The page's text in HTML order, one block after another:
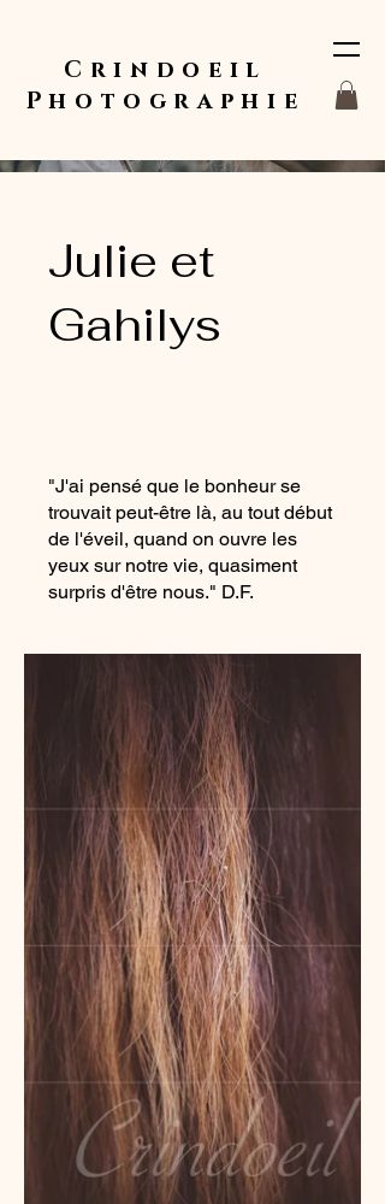
Crindoeil
Photographie
Julie et
Gahilys
"J'ai pensé que le bonheur se
trouvait peut-être là, au tout début
de l'éveil, quand on ouvre les
yeux sur notre vie, quasiment
surpris d'être nous." D.F.